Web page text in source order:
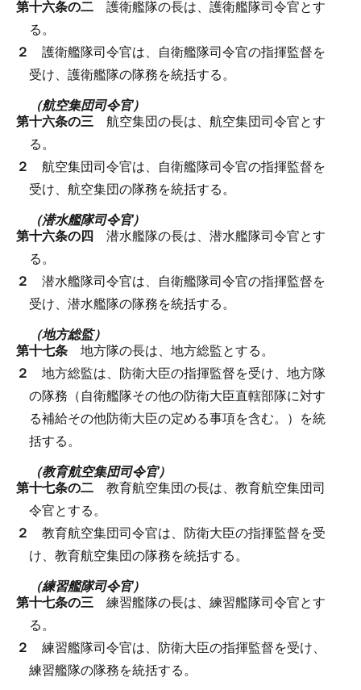
第十六条の二 護衛艦隊の長は、護衛艦隊司令官とす
る。
２ 護衛艦隊司令官は、自衛艦隊司令官の指揮監督を
受け、護衛艦隊の隊務を統括する。
（航空集団司令官）
第十六条の三 航空集団の長は、航空集団司令官とす
る。
２ 航空集団司令官は、自衛艦隊司令官の指揮監督を
受け、航空集団の隊務を統括する。
（潜水艦隊司令官）
第十六条の四 潜水艦隊の長は、潜水艦隊司令官とす
る。
２ 潜水艦隊司令官は、自衛艦隊司令官の指揮監督を
受け、潜水艦隊の隊務を統括する。
（地方総監）
第十七条 地方隊の長は、地方総監とする。
２ 地方総監は、防衛大臣の指揮監督を受け、地方隊
の隊務（自衛艦隊その他の防衛大臣直轄部隊に対す
る補給その他防衛大臣の定める事項を含む。）を統
括する。
（教育航空集団司令官）
第十七条の二 教育航空集団の長は、教育航空集団司
令官とする。
２ 教育航空集団司令官は、防衛大臣の指揮監督を受
け、教育航空集団の隊務を統括する。
（練習艦隊司令官）
第十七条の三 練習艦隊の長は、練習艦隊司令官とす
る。
２ 練習艦隊司令官は、防衛大臣の指揮監督を受け、
練習艦隊の隊務を統括する。